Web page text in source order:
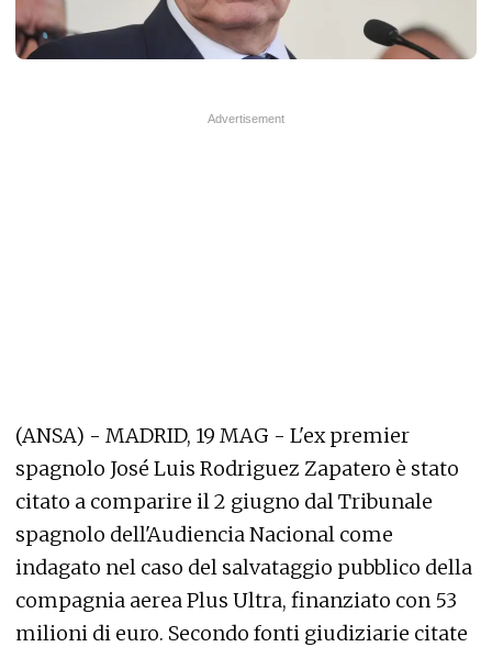
(ANSA) - MADRID, 19 MAG - L'ex premier
spagnolo José Luis Rodriguez Zapatero è stato
citato a comparire il 2 giugno dal Tribunale
spagnolo dell'Audiencia Nacional come
indagato nel caso del salvataggio pubblico della
compagnia aerea Plus Ultra, finanziato con 53
milioni di euro. Secondo fonti giudiziarie citate